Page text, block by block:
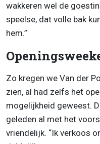
wakkeren wel de
speelse, dat volle bak
hem.”
Zo kregen we Van der
zien, al had zelfs het
mogelijkheid geweest.
geleden al met het
vriendelijk. “Ik verkoos